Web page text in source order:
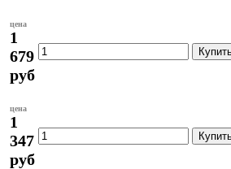
цена
1
679
руб
цена
1
347
руб